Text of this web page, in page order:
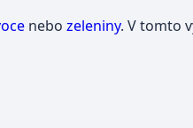
nebo zeleniny. V tomto